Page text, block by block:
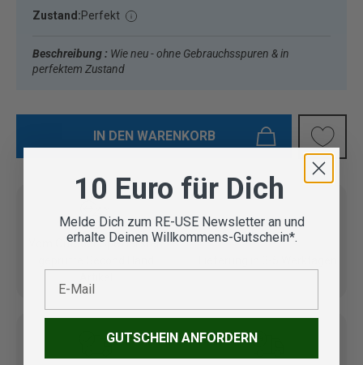
Zustand:Perfekt
Beschreibung : Wie neu - ohne Gebrauchsspuren & in
perfektem Zustand
IN DEN WARENKORB
Vom Outdoor Spezialisten
10 Euro für Dich
Melde Dich zum RE-USE Newsletter an und
erhalte Deinen Willkommens-Gutschein*.
GUTSCHEIN ANFORDERN